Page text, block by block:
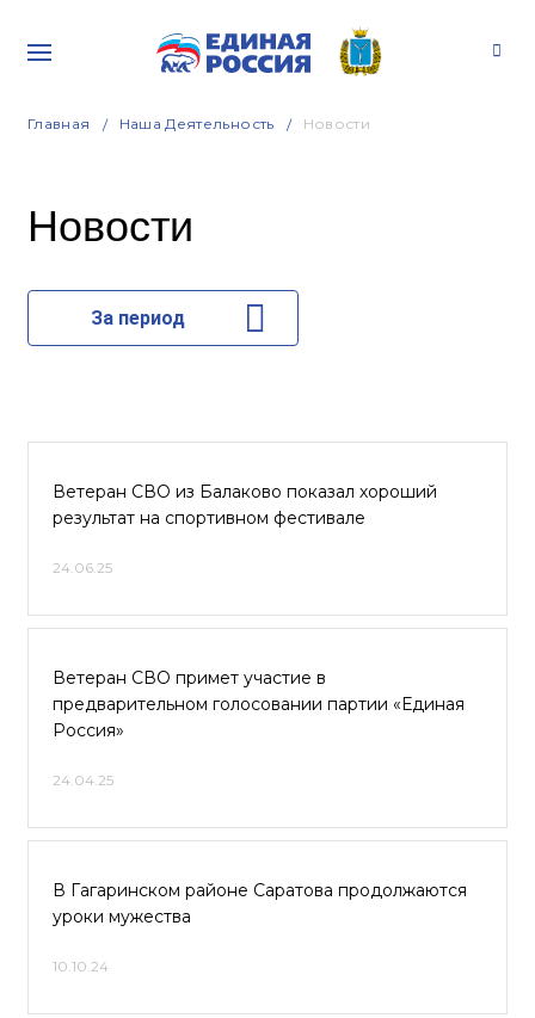
Главная Наша Деятельность Новости
Новости
За период
Ветеран СВО из Балаково показал хороший
результат на спортивном фестивале
24.06.25
Ветеран СВО примет участие в
предварительном голосовании партии «Единая
Россия»
24.04.25
В Гагаринском районе Саратова продолжаются
уроки мужества
10.10.24